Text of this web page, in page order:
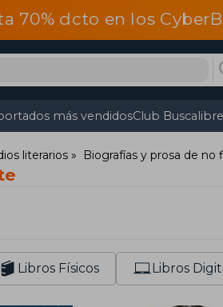
70% dcto en los
más vendidosClub Buscalibre
literarios Biografías y prosa de no
Libros Físicos Libros